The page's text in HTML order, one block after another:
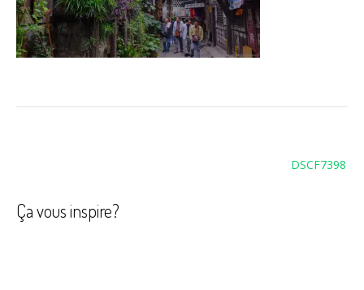
DSCF7398
Ça vous inspire?